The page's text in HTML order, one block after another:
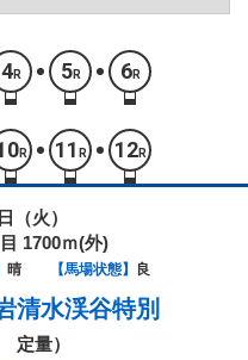
4R 5R 6R
R 11 R 12R
（火）
1700ｍ(外)
晴 【馬場状態】 良
清水渓谷特別
定量）